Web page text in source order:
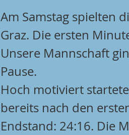
Am Samstag spielten
Graz. Die ersten
Unsere Mannschaft
Pause.
Hoch motiviert
bereits nach den
Endstand: 24:16. Die